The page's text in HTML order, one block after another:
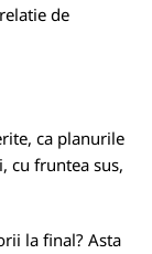
de
ca planurile
cu fruntea sus,
la final? Asta